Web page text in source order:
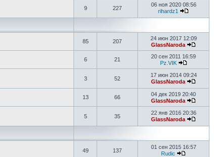
9 227
06 ноя 2020 08:56
rihardz1
85 207
24 июн 2017 12:09
GlassNaroda
6 21
20 сен 2011 16:59
Pz.VIK
3 52
17 июн 2014 09:24
GlassNaroda
13 66
04 дек 2019 20:40
GlassNaroda
5 35
22 янв 2016 20:36
GlassNaroda
49 137
01 сен 2015 16:57
Rudic